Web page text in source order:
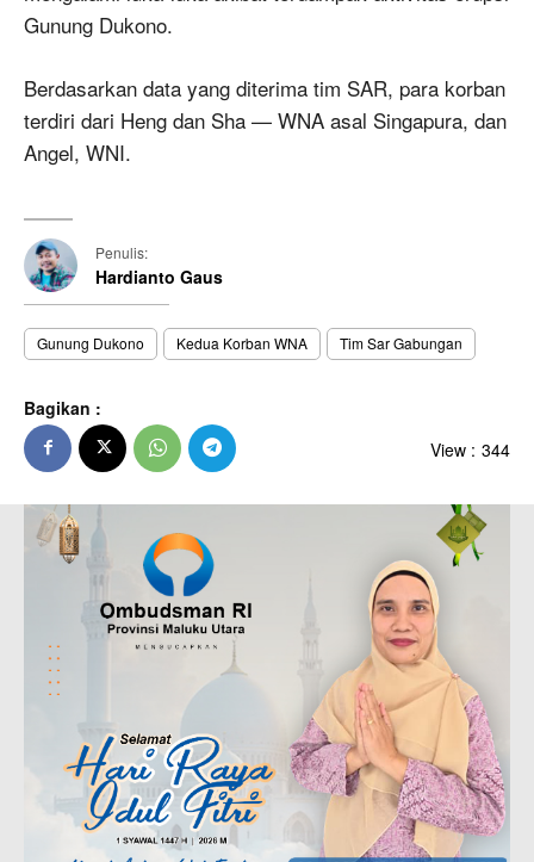
Gunung Dukono.
Berdasarkan data yang diterima tim SAR, para korban
terdiri dari Heng dan Sha — WNA asal Singapura, dan
Angel, WNI.
Penulis:
Hardianto Gaus
Gunung Dukono Kedua Korban WNA Tim Sar Gabungan
Bagikan :
View : 344